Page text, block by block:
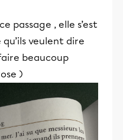
passage , elle s’est
veulent dire
beaucoup
)